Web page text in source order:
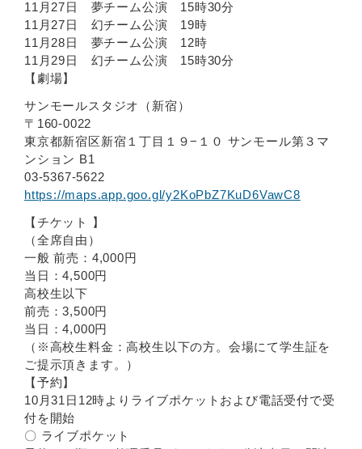
11月27日 夢チーム公演 15時30分
11月27日 幻チーム公演 19時
11月28日 夢チーム公演 12時
11月29日 幻チーム公演 15時30分
【劇場】
サンモールスタジオ（新宿）
〒160-0022
東京都新宿区新宿１丁目１９−１０ サンモール第３マ
ンション B1
03-5367-5622
https://maps.app.goo.gl/y2KoPbZ7KuD6VawC8
【チケット 】
（全席自由）
一般 前売：4,000円
当日：4,500円
高校生以下
前売：3,500円
当日：4,000円
（※高校生料金：高校生以下の方。会場にて学生証を
ご提示頂きます。）
【予約】
10月31日12時よりライブポケットおよび電話受付で受
付を開始
〇 ライブポケット